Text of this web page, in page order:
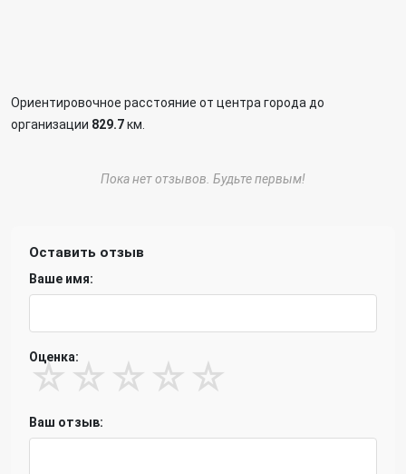
Ориентировочное расстояние от центра города до
организации 829.7км.
Пока нет отзывов. Будьте первым!
Оставить отзыв
Ваше имя:
Оценка:
☆ ☆ ☆ ☆ ☆
Ваш отзыв: